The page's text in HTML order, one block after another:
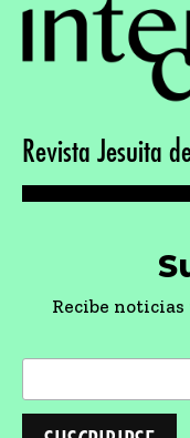
Revista Jesuita
Recibe noticias